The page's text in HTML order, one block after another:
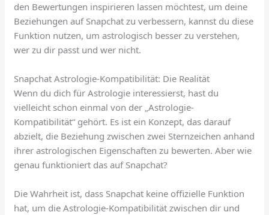
den Bewertungen inspirieren lassen möchtest, um deine
Beziehungen auf Snapchat zu verbessern, kannst du diese
Funktion nutzen, um astrologisch besser zu verstehen,
wer zu dir passt und wer nicht.
Snapchat Astrologie-Kompatibilität: Die Realität
Wenn du dich für Astrologie interessierst, hast du
vielleicht schon einmal von der „Astrologie-
Kompatibilität“ gehört. Es ist ein Konzept, das darauf
abzielt, die Beziehung zwischen zwei Sternzeichen anhand
ihrer astrologischen Eigenschaften zu bewerten. Aber wie
genau funktioniert das auf Snapchat?
Die Wahrheit ist, dass Snapchat keine offizielle Funktion
hat, um die Astrologie-Kompatibilität zwischen dir und